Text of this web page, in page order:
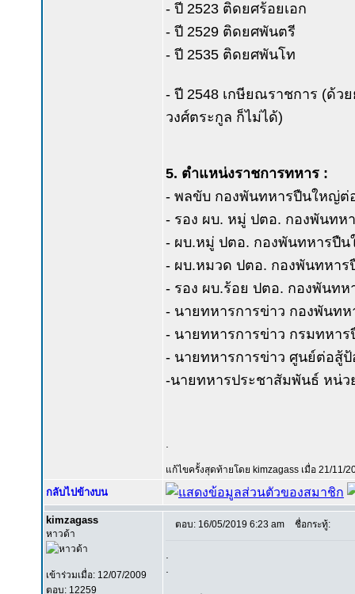
- ปี 2523 ติดยศร้อยเอก
- ปี 2529 ติดยศพันตรี
- ปี 2535 ติดยศพันโท
- ปี 2548 เกษียณราชการ (ด้ว
วงศ์ตระกูล ก็ไม่ได้)
5. ตำแหน่งราชการทหาร :
- พลขับ กองพันทหารปืนใหญ่ต่
- รอง ผบ. หมู่ ปตอ. กองพันทห
- ผบ.หมู่ ปตอ. กองพันทหารปื
- ผบ.หมวด ปตอ. กองพันทหา
- รอง ผบ.ร้อย ปตอ. กองพันท
- นายทหารการข่าว กองพันท
- นายทหารการข่าว กรมทหา
- นายทหารการข่าว ศูนย์ต่อสู้
-นายทหารประชาสัมพันธ์ หน่
แก้ไขครั้งสุดท้ายโดย kimzagass เมื่อ 21/11/
กลับไปข้างบน
kimzagass
หาวด้า
เข้าร่วมเมื่อ: 12/07/2009
ตอบ: 12259
ตอบ: 16/05/2019 6:23 am ชื่อกระทู้: